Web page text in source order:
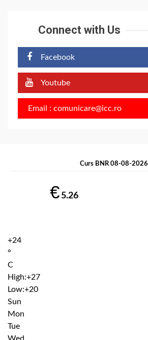
Connect with Us
Facebook
Youtube
Email : comunicare@icc.ro
Curs BNR 08-08-2026
€ 5.26
+24
°
C
High:+27
Low:+20
Sun
Mon
Tue